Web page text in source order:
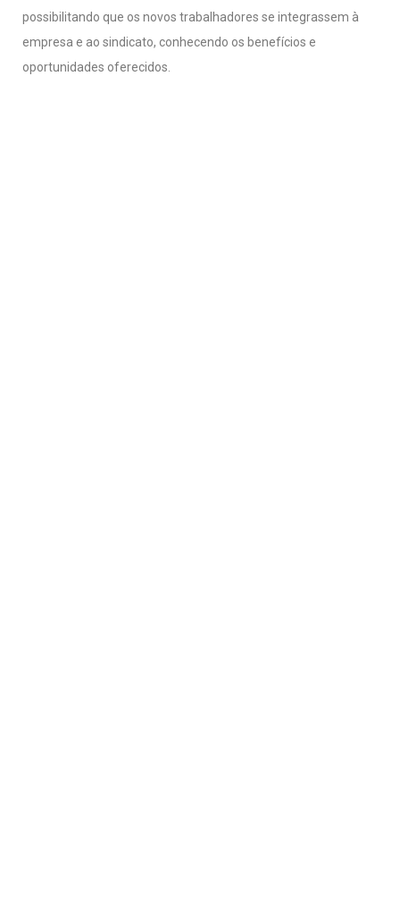
possibilitando que os novos trabalhadores se integrassem à
empresa e ao sindicato, conhecendo os benefícios e
oportunidades oferecidos.